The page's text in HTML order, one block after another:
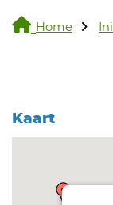
Home
Kaart